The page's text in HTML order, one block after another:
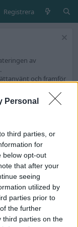
Personal
third parties, or
for
below opt-out
that after your
seeing
utilized by
parties prior to
the further
third parties on the
Registrera
av
och framför
och tekniska